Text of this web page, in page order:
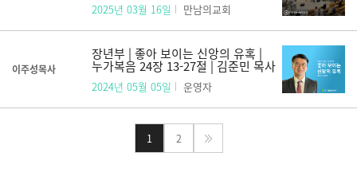
2025년 03월 16일 만남의교회
이주성목사
장년부 | 좋아 보이는 신앙의 유혹 |
누가복음 24장 13-27절 | 김준민 목사
2024년 05월 05일 운영자
1 2